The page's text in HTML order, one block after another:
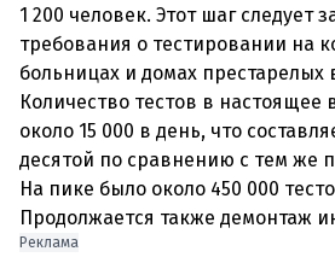
1 200 человек. Этот шаг следует
требования о тестировании на
больницах и домах престарелых
Количество тестов в настоящее
около 15 000 в день, что
десятой по сравнению с тем же
На пике было около 450 000
Реклама